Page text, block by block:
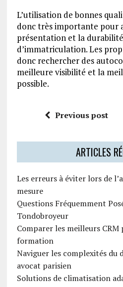
L’utilisation de bonnes
donc très importante pour
présentation et la
d’immatriculation. Les
donc rechercher des
meilleure visibilité et la
possible.
Previous post
ARTICLES
Les erreurs à éviter lors de
mesure
Questions Fréquemment
Tondobroyeur
Comparer les meilleurs CRM
formation
Naviguer les complexités du
avocat parisien
Solutions de climatisation